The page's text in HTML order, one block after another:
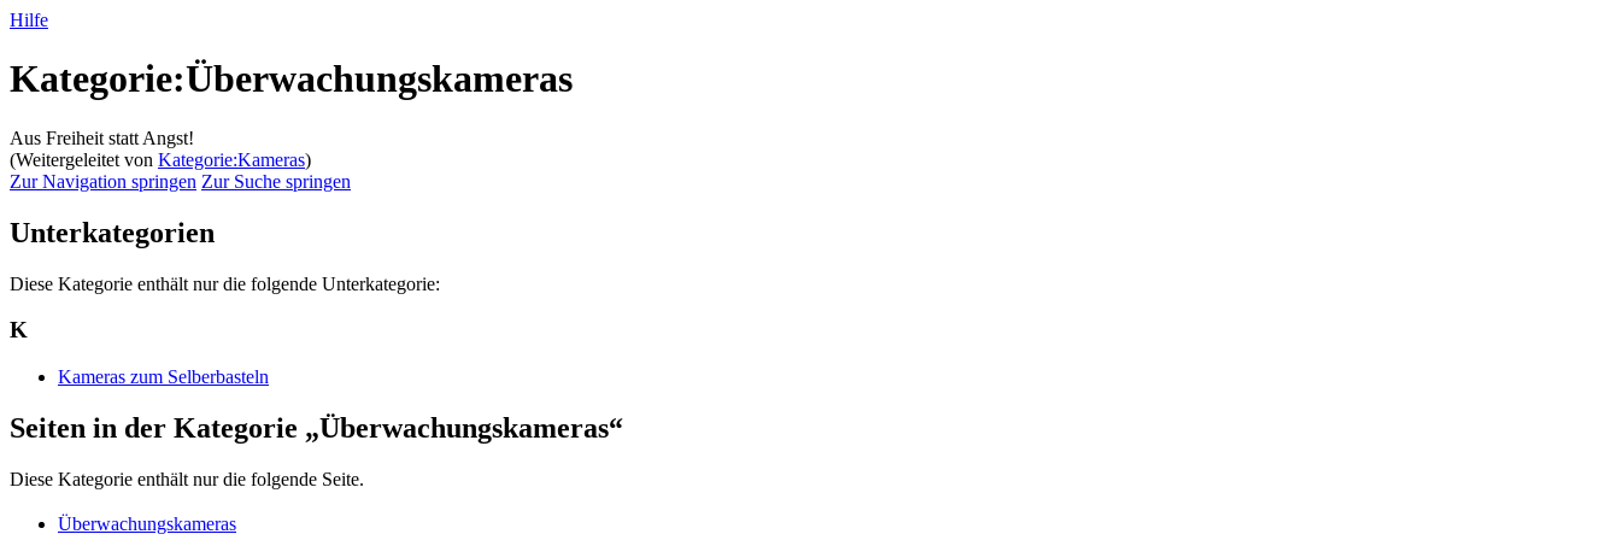
Hilfe
Kategorie:Überwachungskameras
Aus Freiheit statt Angst!
(Weitergeleitet von Kategorie:Kameras)
Zur Navigation springen Zur Suche springen
Unterkategorien
Diese Kategorie enthält nur die folgende Unterkategorie:
K
Kameras zum Selberbasteln
Seiten in der Kategorie „Überwachungskameras“
Diese Kategorie enthält nur die folgende Seite.
Überwachungskameras